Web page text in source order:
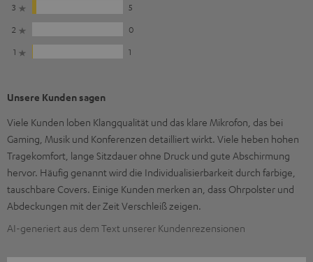
3
5
2
0
1
1
Unsere Kunden sagen
Viele Kunden loben Klangqualität und das klare Mikrofon, das bei
Gaming, Musik und Konferenzen detailliert wirkt. Viele heben hohen
Tragekomfort, lange Sitzdauer ohne Druck und gute Abschirmung
hervor. Häufig genannt wird die Individualisierbarkeit durch farbige,
tauschbare Covers. Einige Kunden merken an, dass Ohrpolster und
Abdeckungen mit der Zeit Verschleiß zeigen.
AI-generiert aus dem Text unserer Kundenrezensionen